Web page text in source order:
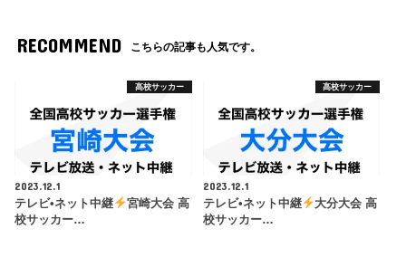
RECOMMEND こちらの記事も人気です。
高校サッカー
2023.12.1
テレビ•ネット中継
宮崎大会 高
校サッカー…
高校サッカー
2023.12.1
テレビ•ネット中継
大分大会 高
校サッカー…